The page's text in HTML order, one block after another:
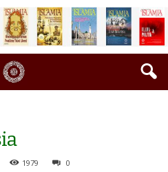
1979 0